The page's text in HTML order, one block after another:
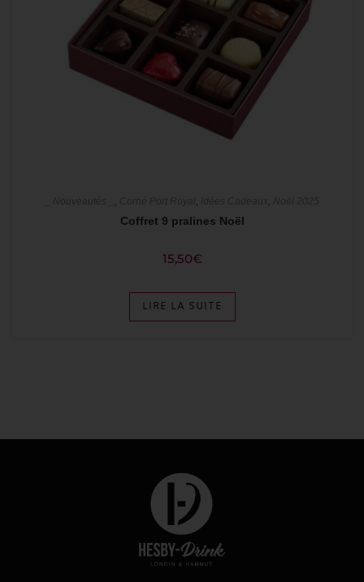
, , ,
Coffret 9 pralines Noël
15,50€
LIRE LA SUITE